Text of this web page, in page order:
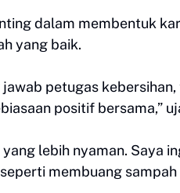
dalam membentuk
yang baik.
petugas
positif bersama,”
lebih nyaman. Saya
membuang